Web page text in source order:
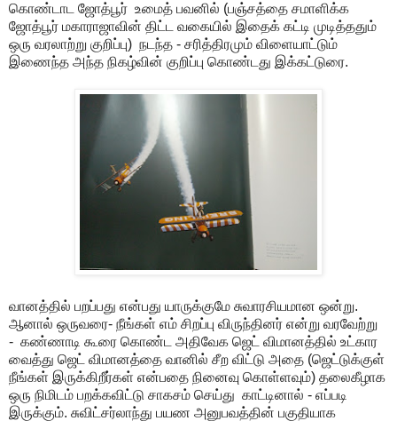
கொண்டாட ஜோத்பூர் உமைத் பவனில் (பஞ்சத்தை சமாளிக்க
ஜோத்பூர் மகாராஜாவின் திட்ட வகையில் இதைக் கட்டி முடித்ததும்
ஒரு வரலாற்று குறிப்பு) நடந்த - சரித்திரமும் விளையாட்டும்
இணைந்த அந்த நிகழ்வின் குறிப்பு கொண்டது இக்கட்டுரை.
வானத்தில் பறப்பது என்பது யாருக்குமே சுவாரசியமான ஒன்று.
ஆனால் ஒருவரை- நீங்கள் எம் சிறப்பு விருந்தினர் என்று வரவேற்று
- கண்ணாடி கூரை கொண்ட அதிவேக ஜெட் விமானத்தில் உட்கார
வைத்து ஜெட் விமானத்தை வானில் சீற விட்டு அதை (ஜெட்டுக்குள்
நீங்கள் இருக்கிறீர்கள் என்பதை நினைவு கொள்ளவும்) தலைகீழாக
ஒரு நிமிடம் பறக்கவிட்டு சாகசம் செய்து காட்டினால் - எப்படி
இருக்கும். சுவிட்சர்லாந்து பயண அனுபவத்தின் பகுதியாக